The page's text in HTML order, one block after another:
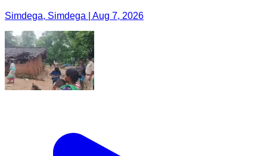
Simdega, Simdega | Aug 7, 2026